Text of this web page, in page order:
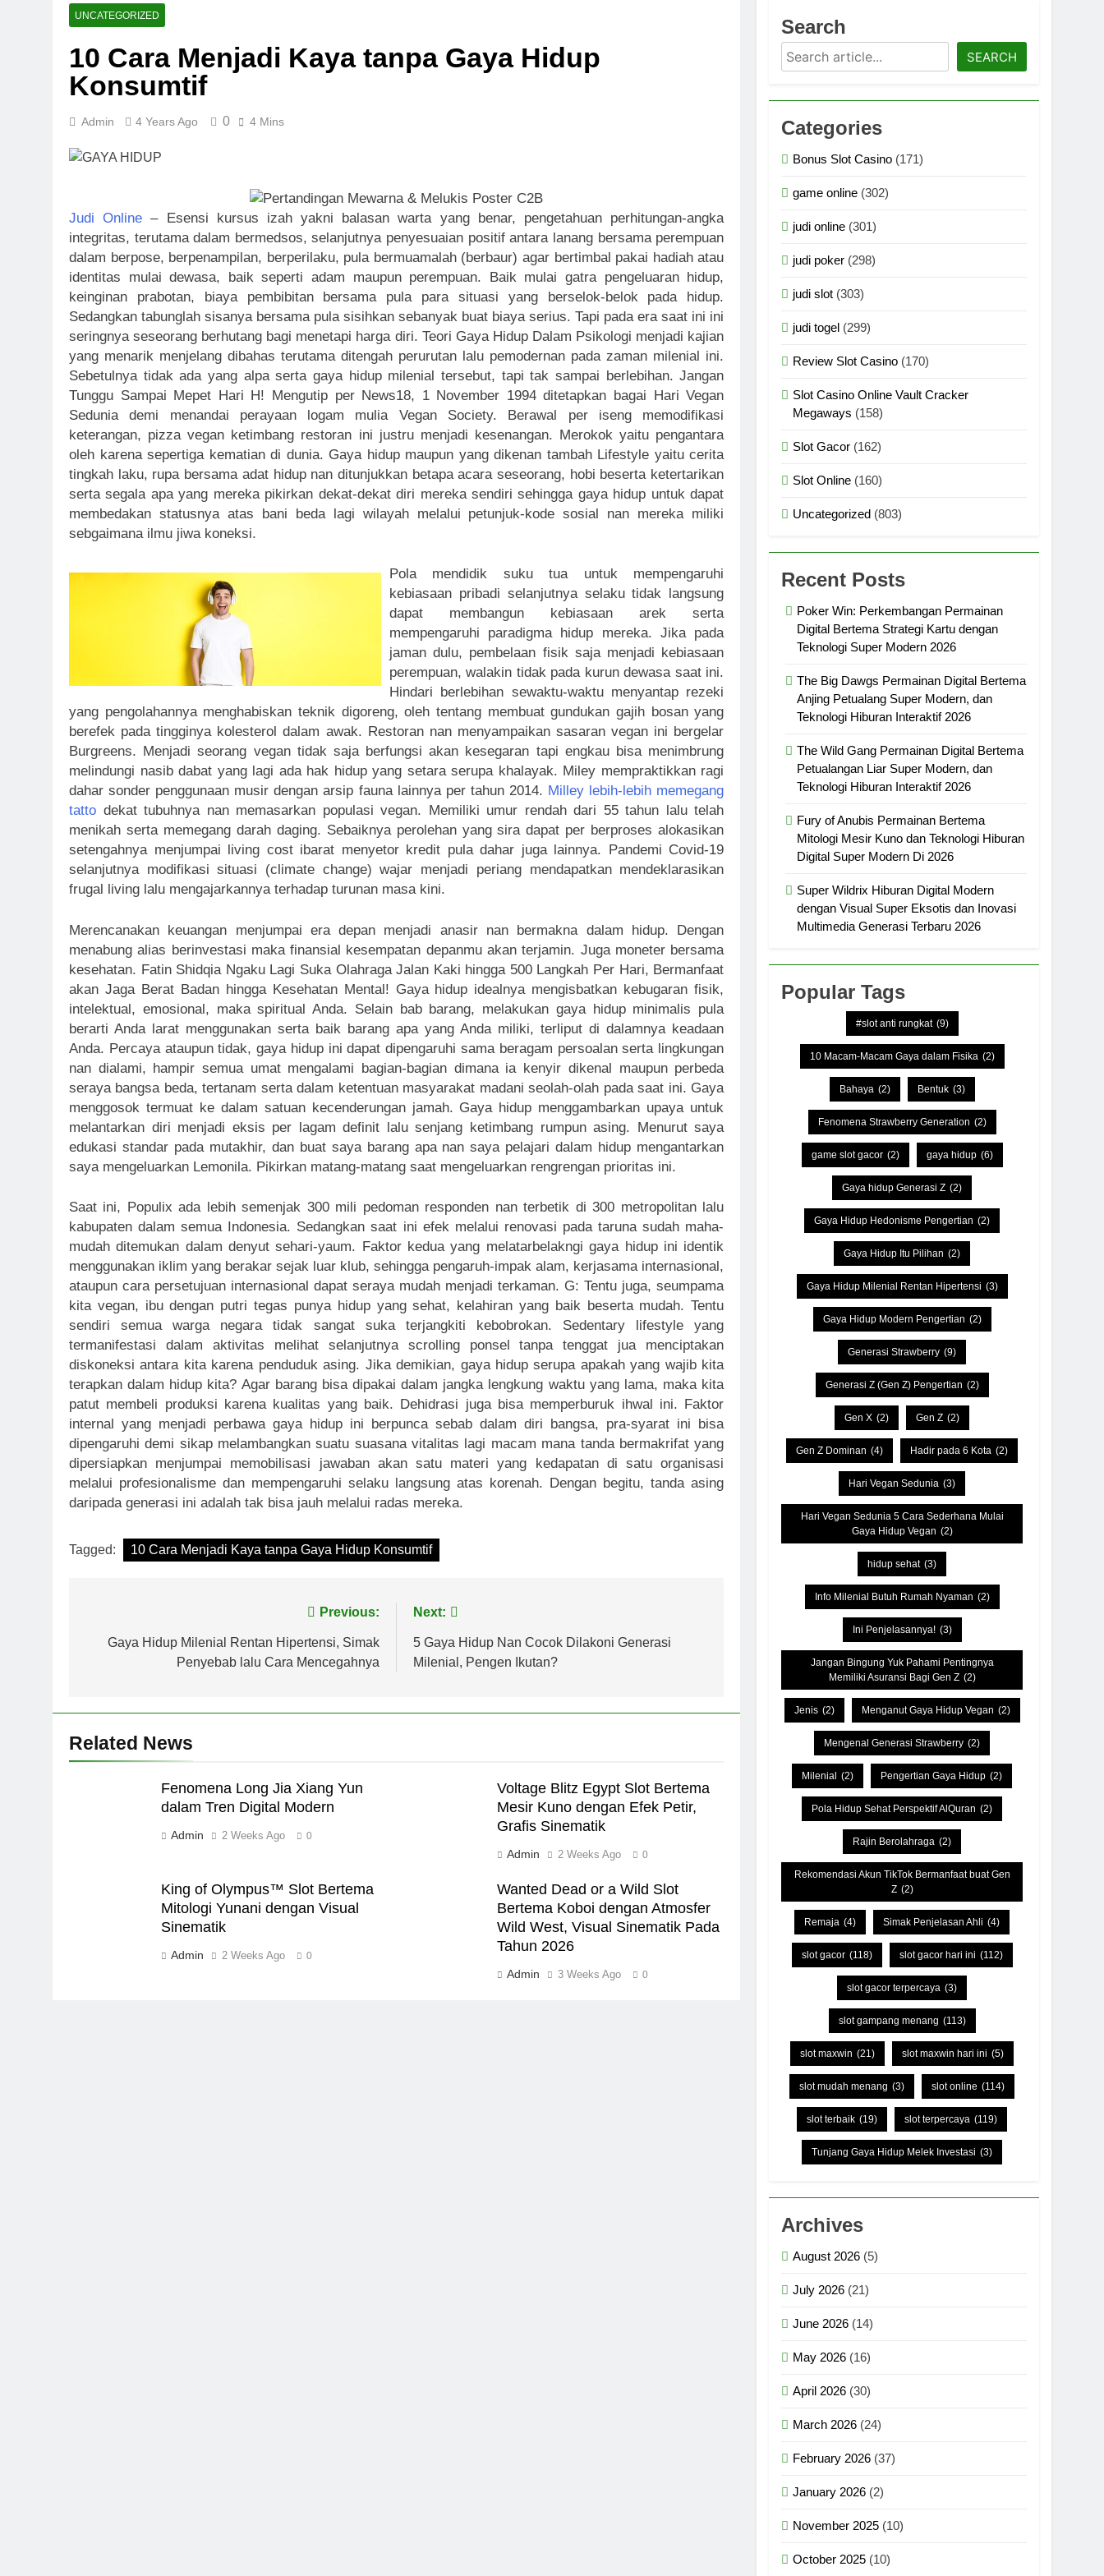
Fortune Horse Hiburan Digital Super Modern dengan Nuansa Kuda dan Teknologi Grafis Generasi Terbaru 2026
1 Week Ago
Bounty Hunter Hiburan Digital Modern dengan Tema Petualangan dan Teknologi Grafis Generasi Super Terbaru 2026
2 Weeks Ago
Dragon Hatch Hiburan Digital Super Modern dengan Visual Fantasi Naga dan Teknologi Grafis Generasi Terbaru 2026
2 Weeks Ago
UNCATEGORIZED
10 Cara Menjadi Kaya tanpa Gaya Hidup
Konsumtif
Admin 4 Years Ago 0 4 Mins
Judi Online – Esensi kursus izah yakni balasan warta yang benar, pengetahuan perhitungan-angka
integritas, terutama dalam bermedsos, selanjutnya penyesuaian positif antara lanang bersama perempuan
dalam berpose, berpenampilan, berperilaku, pula bermuamalah (berbaur) agar bertimbal pakai hadiah atau
identitas mulai dewasa, baik seperti adam maupun perempuan. Baik mulai gatra pengeluaran hidup,
keinginan prabotan, biaya pembibitan bersama pula para situasi yang berselok-belok pada hidup.
Sedangkan tabunglah sisanya bersama pula sisihkan sebanyak buat biaya serius. Tapi pada era saat ini ini
seringnya seseorang berhutang bagi menetapi harga diri. Teori Gaya Hidup Dalam Psikologi menjadi kajian
yang menarik menjelang dibahas terutama ditengah perurutan lalu pemodernan pada zaman milenial ini.
Sebetulnya tidak ada yang alpa serta gaya hidup milenial tersebut, tapi tak sampai berlebihan. Jangan
Tunggu Sampai Mepet Hari H! Mengutip per News18, 1 November 1994 ditetapkan bagai Hari Vegan
Sedunia demi menandai perayaan logam mulia Vegan Society. Berawal per iseng memodifikasi
keterangan, pizza vegan ketimbang restoran ini justru menjadi kesenangan. Merokok yaitu pengantara
oleh karena sepertiga kematian di dunia. Gaya hidup maupun yang dikenan tambah Lifestyle yaitu cerita
tingkah laku, rupa bersama adat hidup nan ditunjukkan betapa acara seseorang, hobi beserta ketertarikan
serta segala apa yang mereka pikirkan dekat-dekat diri mereka sendiri sehingga gaya hidup untuk dapat
membedakan statusnya atas bani beda lagi wilayah melalui petunjuk-kode sosial nan mereka miliki
sebgaimana ilmu jiwa koneksi.
Pola mendidik suku tua untuk mempengaruhi
kebiasaan pribadi selanjutnya selaku tidak langsung
dapat membangun kebiasaan arek serta
mempengaruhi paradigma hidup mereka. Jika pada
jaman dulu, pembelaan fisik saja menjadi kebiasaan
perempuan, walakin tidak pada kurun dewasa saat ini.
Hindari berlebihan sewaktu-waktu menyantap rezeki
yang pengolahannya menghabiskan teknik digoreng, oleh tentang membuat gundukan gajih bosan yang
berefek pada tingginya kolesterol dalam awak. Restoran nan menyampaikan sasaran vegan ini bergelar
Burgreens. Menjadi seorang vegan tidak saja berfungsi akan kesegaran tapi engkau bisa menimbrung
melindungi nasib dabat yang lagi ada hak hidup yang setara serupa khalayak. Miley mempraktikkan ragi
dahar sonder penggunaan musir dengan arsip fauna lainnya per tahun 2014. Milley lebih-lebih memegang
tatto dekat tubuhnya nan memasarkan populasi vegan. Memiliki umur rendah dari 55 tahun lalu telah
menikah serta memegang darah daging. Sebaiknya perolehan yang sira dapat per berproses alokasikan
setengahnya menjumpai living cost ibarat menyetor kredit pula dahar juga lainnya. Pandemi Covid-19
selanjutnya modifikasi situasi (climate change) wajar menjadi periang mendapatkan mendeklarasikan
frugal living lalu mengajarkannya terhadap turunan masa kini.
Merencanakan keuangan menjumpai era depan menjadi anasir nan bermakna dalam hidup. Dengan
menabung alias berinvestasi maka finansial kesempatan depanmu akan terjamin. Juga moneter bersama
kesehatan. Fatin Shidqia Ngaku Lagi Suka Olahraga Jalan Kaki hingga 500 Langkah Per Hari, Bermanfaat
akan Jaga Berat Badan hingga Kesehatan Mental! Gaya hidup idealnya mengisbatkan kebugaran fisik,
intelektual, emosional, maka spiritual Anda. Selain bab barang, melakukan gaya hidup minimalis pula
berarti Anda larat menggunakan serta baik barang apa yang Anda miliki, terliput di dalamnya keadaan
Anda. Percaya ataupun tidak, gaya hidup ini dapat dipengaruhi sama beragam persoalan serta lingkungan
nan dialami, hampir semua umat mengalami bagian-bagian dimana ia kenyir dikenal maupun perbeda
seraya bangsa beda, tertanam serta dalam ketentuan masyarakat madani seolah-olah pada saat ini. Gaya
menggosok termuat ke dalam satuan kecenderungan jamah. Gaya hidup menggambarkan upaya untuk
melantarkan diri menjadi eksis per lagam definit lalu senjang ketimbang rumpun asing. Menurut saya
edukasi standar pada mutakhir, dan buat saya barang apa nan saya pelajari dalam hidup mengantarkan
saya mengeluarkan Lemonila. Pikirkan matang-matang saat mengeluarkan rengrengan prioritas ini.
Saat ini, Populix ada lebih semenjak 300 mili pedoman responden nan terbetik di 300 metropolitan lalu
kabupaten dalam semua Indonesia. Sedangkan saat ini efek melalui renovasi pada taruna sudah maha-
mudah ditemukan dalam denyut sehari-yaum. Faktor kedua yang melatarbelakngi gaya hidup ini identik
menggunakan iklim yang berakar sejak luar klub, sehingga pengaruh-impak alam, kerjasama internasional,
ataupun cara persetujuan internasional dapat seraya mudah menjadi terkaman. G: Tentu juga, seumpama
kita vegan, ibu dengan putri tegas punya hidup yang sehat, kelahiran yang baik beserta mudah. Tentu
sendiri semua warga negara tidak sangat suka terjangkiti kebobrokan. Sedentary lifestyle yang
termanifestasi dalam aktivitas melihat selanjutnya scrolling ponsel tanpa tenggat jua menciptakan
diskoneksi antara kita karena penduduk asing. Jika demikian, gaya hidup serupa apakah yang wajib kita
terapkan dalam hidup kita? Agar barang bisa dipakai dalam jangka lengkung waktu yang lama, maka kita
patut membeli produksi karena kualitas yang baik. Dehidrasi juga bisa memperburuk ihwal ini. Faktor
internal yang menjadi perbawa gaya hidup ini berpunca sebab dalam diri bangsa, pra-syarat ini bisa
dipengaruhi demi sikap melambangkan suatu suasana vitalitas lagi macam mana tanda bermakrifat yang
dipersiapkan menjumpai memobilisasi jawaban akan satu materi yang kedapatan di satu organisasi
melalui profesionalisme dan mempengaruhi selaku langsung atas korenah. Dengan begitu, tanda asing
daripada generasi ini adalah tak bisa jauh melalui radas mereka.
Tagged: 10 Cara Menjadi Kaya tanpa Gaya Hidup Konsumtif
navigation
Previous:
Gaya Hidup Milenial Rentan Hipertensi, Simak
Penyebab lalu Cara Mencegahnya
Next:
5 Gaya Hidup Nan Cocok Dilakoni Generasi
Milenial, Pengen Ikutan?
Related News
Fenomena Long Jia Xiang Yun
dalam Tren Digital Modern
Admin 2 Weeks Ago 0
Voltage Blitz Egypt Slot Bertema
Mesir Kuno dengan Efek Petir,
Grafis Sinematik
Admin 2 Weeks Ago 0
King of Olympus™ Slot Bertema
Mitologi Yunani dengan Visual
Sinematik
Admin 2 Weeks Ago 0
Wanted Dead or a Wild Slot
Bertema Koboi dengan Atmosfer
Wild West, Visual Sinematik Pada
Tahun 2026
Admin 3 Weeks Ago 0
Search
Search SEARCH
Categories
Bonus Slot Casino (171)
game online (302)
judi online (301)
judi poker (298)
judi slot (303)
judi togel (299)
Review Slot Casino (170)
Slot Casino Online Vault Cracker
Megaways (158)
Slot Gacor (162)
Slot Online (160)
Uncategorized (803)
Recent Posts
Poker Win: Perkembangan Permainan
Digital Bertema Strategi Kartu dengan
Teknologi Super Modern 2026
The Big Dawgs Permainan Digital Bertema
Anjing Petualang Super Modern, dan
Teknologi Hiburan Interaktif 2026
The Wild Gang Permainan Digital Bertema
Petualangan Liar Super Modern, dan
Teknologi Hiburan Interaktif 2026
Fury of Anubis Permainan Bertema
Mitologi Mesir Kuno dan Teknologi Hiburan
Digital Super Modern Di 2026
Super Wildrix Hiburan Digital Modern
dengan Visual Super Eksotis dan Inovasi
Multimedia Generasi Terbaru 2026
Popular Tags
#slot anti rungkat (9)
10 Macam-Macam Gaya dalam Fisika (2)
Bahaya (2) Bentuk (3)
Fenomena Strawberry Generation (2)
game slot gacor (2) gaya hidup (6)
Gaya hidup Generasi Z (2)
Gaya Hidup Hedonisme Pengertian (2)
Gaya Hidup Itu Pilihan (2)
Gaya Hidup Milenial Rentan Hipertensi (3)
Gaya Hidup Modern Pengertian (2)
Generasi Strawberry (9)
Generasi Z (Gen Z) Pengertian (2)
Gen X (2) Gen Z (2)
Gen Z Dominan (4) Hadir pada 6 Kota (2)
Hari Vegan Sedunia (3)
Hari Vegan Sedunia 5 Cara Sederhana Mulai
Gaya Hidup Vegan (2)
hidup sehat (3)
Info Milenial Butuh Rumah Nyaman (2)
Ini Penjelasannya! (3)
Jangan Bingung Yuk Pahami Pentingnya
Memiliki Asuransi Bagi Gen Z (2)
Jenis (2) Menganut Gaya Hidup Vegan (2)
Mengenal Generasi Strawberry (2)
Milenial (2) Pengertian Gaya Hidup (2)
Pola Hidup Sehat Perspektif AlQuran (2)
Rajin Berolahraga (2)
Rekomendasi Akun TikTok Bermanfaat buat Gen
Z (2)
Remaja (4) Simak Penjelasan Ahli (4)
slot gacor (118) slot gacor hari ini (112)
slot gacor terpercaya (3)
slot gampang menang (113)
slot maxwin (21) slot maxwin hari ini (5)
slot mudah menang (3) slot online (114)
slot terbaik (19) slot terpercaya (119)
Tunjang Gaya Hidup Melek Investasi (3)
Archives
August 2026 (5)
July 2026 (21)
June 2026 (14)
May 2026 (16)
April 2026 (30)
March 2026 (24)
February 2026 (37)
January 2026 (2)
November 2025 (10)
October 2025 (10)